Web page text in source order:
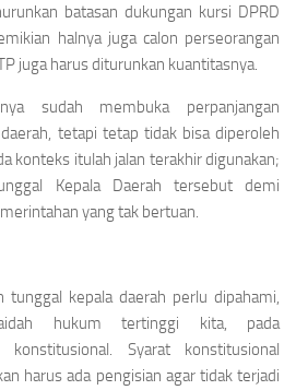
batasan dukungan kursi DPRD
halnya juga calon perseorangan
juga harus diturunkan kuantitasnya.
sudah membuka perpanjangan
tetapi tetap tidak bisa diperoleh
konteks itulah jalan terakhir digunakan;
Kepala Daerah tersebut demi
yang tak bertuan.
tunggal kepala daerah perlu dipahami,
hukum tertinggi kita, pada
konstitusional. Syarat konstitusional
harus ada pengisian agar tidak terjadi